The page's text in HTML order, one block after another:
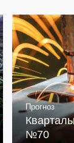
Прогноз
№70